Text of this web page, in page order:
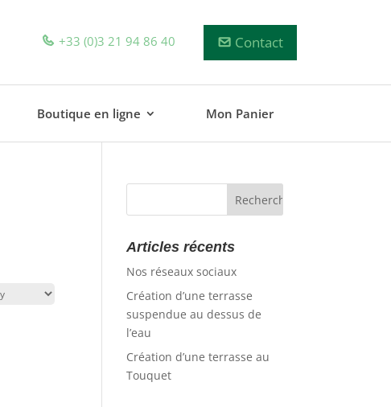
+33 (0)3 21 94 86 40 Contact
Boutique en ligne Mon Panier
Articles récents
Nos réseaux sociaux
Création d’une terrasse
suspendue au dessus de
l’eau
Création d’une terrasse au
Touquet